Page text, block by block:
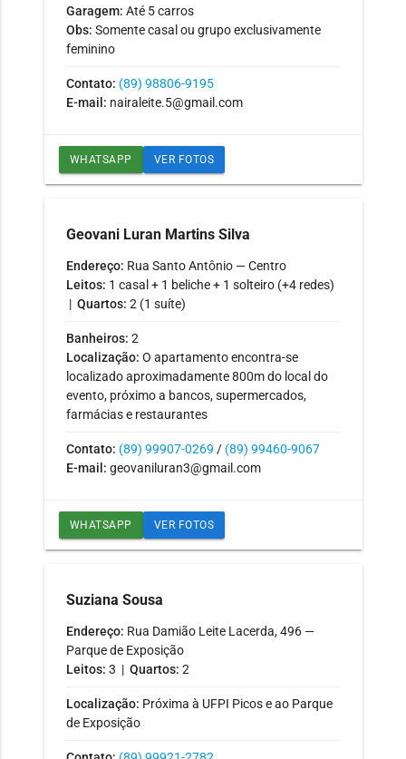
Garagem: Até 5 carros
Obs: Somente casal ou grupo exclusivamente
feminino
Contato: (89) 98806-9195
E-mail: nairaleite.5@gmail.com
WHATSAPP VER FOTOS
Geovani Luran Martins Silva
Endereço: Rua Santo Antônio — Centro
Leitos: 1 casal + 1 beliche + 1 solteiro (+4 redes)
| Quartos: 2 (1 suíte)
Banheiros: 2
Localização: O apartamento encontra-se
localizado aproximadamente 800m do local do
evento, próximo a bancos, supermercados,
farmácias e restaurantes
Contato: (89) 99907-0269 / (89) 99460-9067
E-mail: geovaniluran3@gmail.com
WHATSAPP VER FOTOS
Suziana Sousa
Endereço: Rua Damião Leite Lacerda, 496 —
Parque de Exposição
Leitos: 3 | Quartos: 2
Localização: Próxima à UFPI Picos e ao Parque
de Exposição